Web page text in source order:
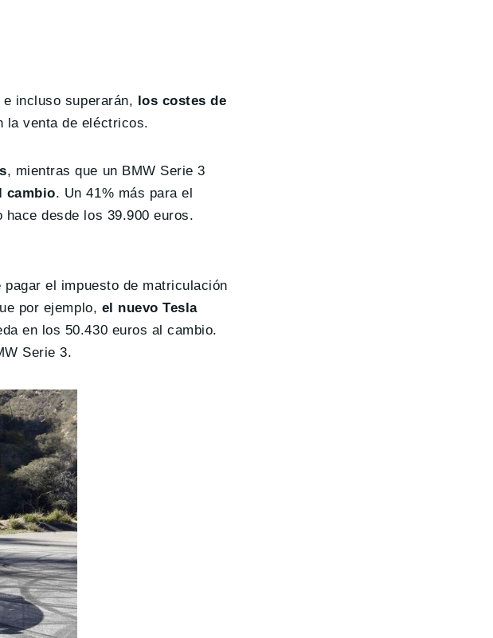
incluso superarán,
los costes de
la venta de eléctricos.
, mientras que un BMW Serie 3
cambio. Un 41% más para el
desde los 39.900 euros.
el impuesto de matriculación
por ejemplo, el nuevo Tesla
en los 50.430 euros al cambio.
Serie 3.